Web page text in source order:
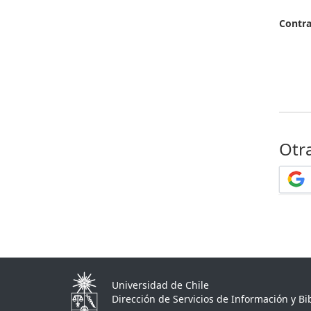
Universidad de Chile
Dirección de Servicios de Información y